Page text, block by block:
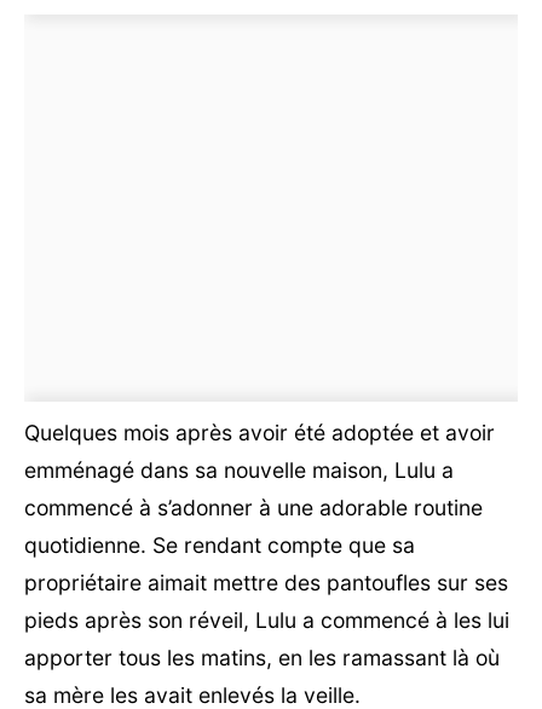
Quelques mois après avoir été adoptée et avoir
emménagé dans sa nouvelle maison, Lulu a
commencé à s’adonner à une adorable routine
quotidienne. Se rendant compte que sa
propriétaire aimait mettre des pantoufles sur ses
pieds après son réveil, Lulu a commencé à les lui
apporter tous les matins, en les ramassant là où
sa mère les avait enlevés la veille.